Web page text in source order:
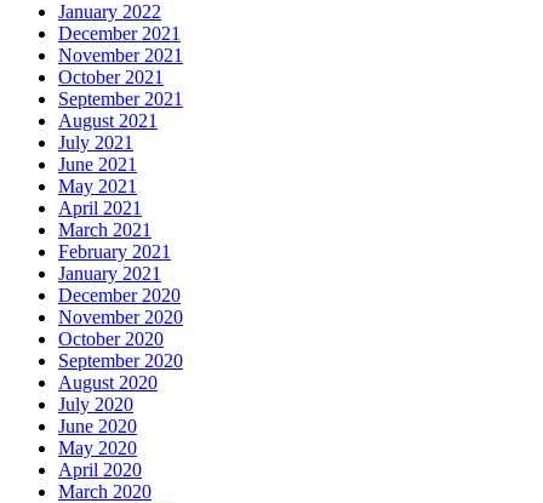
January 2022
December 2021
November 2021
October 2021
September 2021
August 2021
July 2021
June 2021
May 2021
April 2021
March 2021
February 2021
January 2021
December 2020
November 2020
October 2020
September 2020
August 2020
July 2020
June 2020
May 2020
April 2020
March 2020